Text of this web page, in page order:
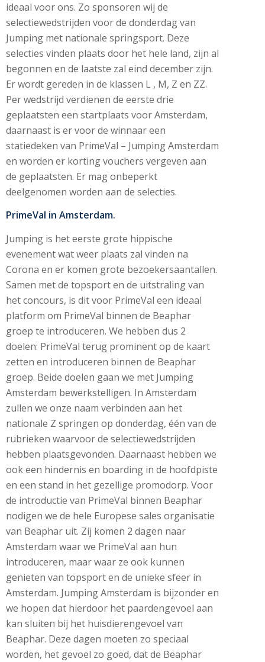
ideaal voor ons. Zo sponsoren wij de
selectiewedstrijden voor de donderdag van
Jumping met nationale springsport. Deze
selecties vinden plaats door het hele land, zijn al
begonnen en de laatste zal eind december zijn.
Er wordt gereden in de klassen L , M, Z en ZZ.
Per wedstrijd verdienen de eerste drie
geplaatsten een startplaats voor Amsterdam,
daarnaast is er voor de winnaar een
statiedeken van PrimeVal – Jumping Amsterdam
en worden er korting vouchers vergeven aan
de geplaatsten. Er mag onbeperkt
deelgenomen worden aan de selecties.
PrimeVal in Amsterdam.
Jumping is het eerste grote hippische
evenement wat weer plaats zal vinden na
Corona en er komen grote bezoekersaantallen.
Samen met de topsport en de uitstraling van
het concours, is dit voor PrimeVal een ideaal
platform om PrimeVal binnen de Beaphar
groep te introduceren. We hebben dus 2
doelen: PrimeVal terug prominent op de kaart
zetten en introduceren binnen de Beaphar
groep. Beide doelen gaan we met Jumping
Amsterdam bewerkstelligen. In Amsterdam
zullen we onze naam verbinden aan het
nationale Z springen op donderdag, één van de
rubrieken waarvoor de selectiewedstrijden
hebben plaatsgevonden. Daarnaast hebben we
ook een hindernis en boarding in de hoofdpiste
en een stand in het gezellige promodorp. Voor
de introductie van PrimeVal binnen Beaphar
nodigen we de hele Europese sales organisatie
van Beaphar uit. Zij komen 2 dagen naar
Amsterdam waar we PrimeVal aan hun
introduceren, maar waar ze ook kunnen
genieten van topsport en de unieke sfeer in
Amsterdam. Jumping Amsterdam is bijzonder en
we hopen dat hierdoor het paardengevoel aan
kan sluiten bij het huisdierengevoel van
Beaphar. Deze dagen moeten zo speciaal
worden, het gevoel zo goed, dat de Beaphar